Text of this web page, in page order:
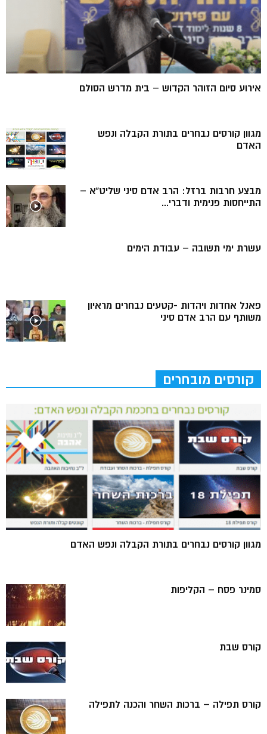
אירוע סיום הזוהר הקדוש – בית מדרש הסולם
מגוון קורסים נבחרים בתורת הקבלה ונפש
האדם
מבצע חרבות ברזל: הרב אדם סיני שליט”א –
התייחסות פנימית ודברי...
עשרת ימי תשובה – עבודת הימים
פאנל אחדות ויהדות -קטעים נבחרים מראיון
משותף עם הרב אדם סיני
קורסים מובחרים
מגוון קורסים נבחרים בתורת הקבלה ונפש האדם
סמינר פסח – הקליפות
קורס שבת
קורס תפילה – ברכות השחר והכנה לתפילה